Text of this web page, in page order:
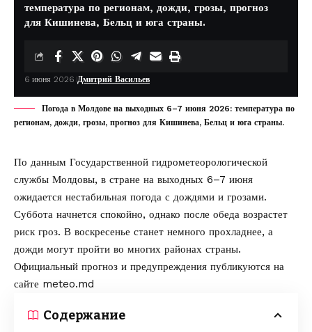
температура по регионам, дожди, грозы, прогноз
для Кишинева, Бельц и юга страны.
6 июня 2026 Дмитрий Васильев
Погода в Молдове на выходных 6–7 июня 2026: температура по
регионам, дожди, грозы, прогноз для Кишинева, Бельц и юга страны.
По данным Государственной гидрометеорологической
службы Молдовы, в стране на выходных 6–7 июня
ожидается нестабильная погода с дождями и грозами.
Суббота начнется спокойно, однако после обеда возрастет
риск гроз. В воскресенье станет немного прохладнее, а
дожди могут пройти во многих районах страны.
Официальный прогноз и предупреждения публикуются на
сайте meteo.md
Содержание